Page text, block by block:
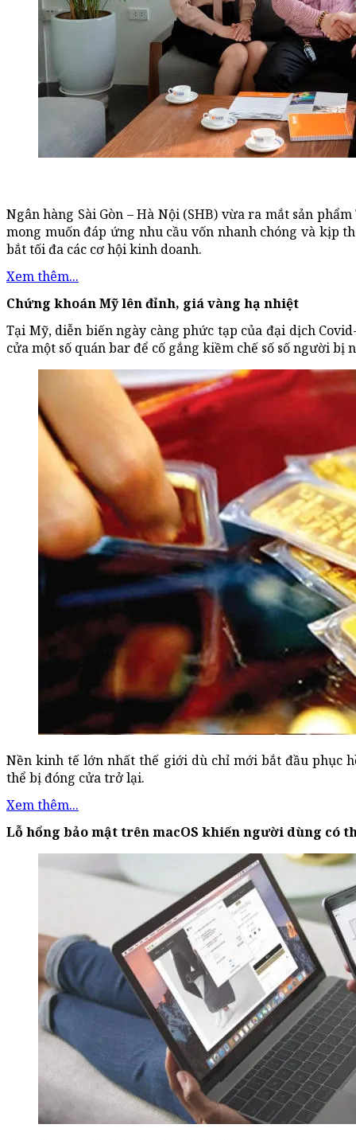
Ngân hàng Sài Gòn – Hà Nội (SHB) vừa ra mắt sản
mong muốn đáp ứng nhu cầu vốn nhanh chóng và kịp
bắt tối đa các cơ hội kinh doanh.
Xem thêm...
Chứng khoán Mỹ lên đỉnh, giá vàng hạ nhiệt
Tại Mỹ, diễn biến ngày càng phức tạp của đại dịch
cửa một số quán bar để cố gắng kiềm chế số số người bị
Nền kinh tế lớn nhất thế giới dù chỉ mới bắt đầu phục
thể bị đóng cửa trở lại.
Xem thêm...
Lỗ hổng bảo mật trên macOS khiến người dùng có